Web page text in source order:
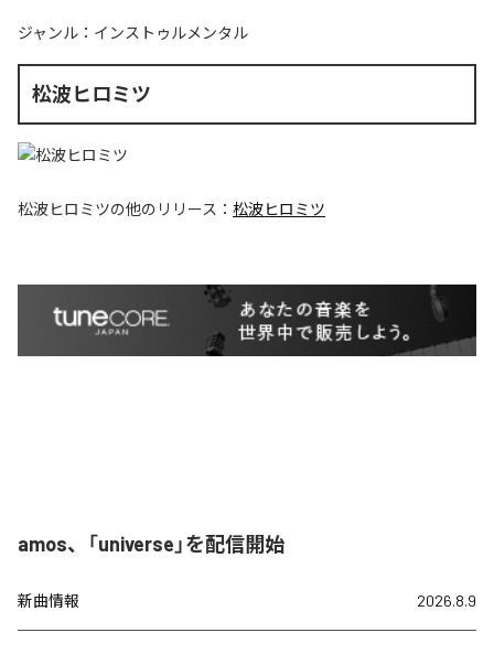
ジャンル： インストゥルメンタル
松波ヒロミツ
松波ヒロミツの他のリリース： 松波ヒロミツ
amos、「universe」を配信開始
新曲情報 2026.8.9